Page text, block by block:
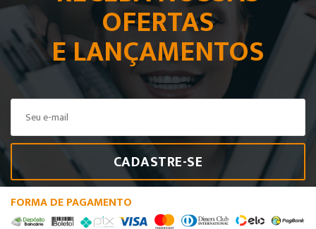
OFERTAS
E LANÇAMENTOS
CADASTRE-SE
FORMA DE PAGAMENTO